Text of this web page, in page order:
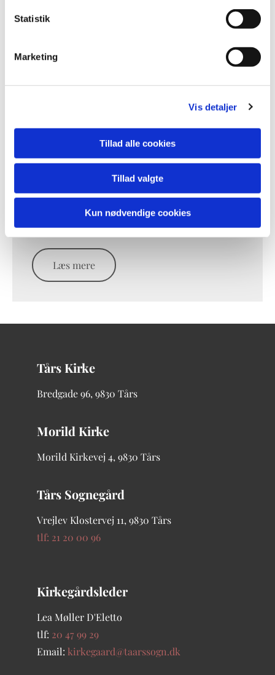
Statistik
Marketing
Vis detaljer
Tillad alle cookies
Tillad valgte
Kun nødvendige cookies
Morild Kirkevej 4
9830 Tårs
Læs mere
Tårs Kirke
Bredgade96, 9830 Tårs
Morild Kirke
Morild Kirkevej 4, 9830 Tårs
Tårs Sognegård
Vrejlev Klostervej 11, 9830 Tårs
tlf: 21 20 00 96
Kirkegårdsleder
Lea Møller D'Eletto
tlf: 20 47 99 29
Email: kirkegaard@taarssogn.dk